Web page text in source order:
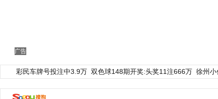
广告
彩民车牌号投注中3.9万 双色球148期开奖:头奖11注666万 徐州